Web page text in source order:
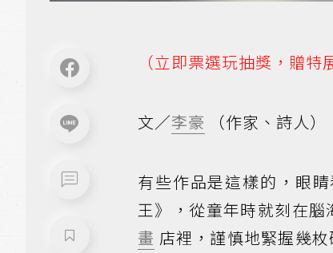
（立即票選玩抽獎，贈特
文／李豪 （作家、詩人）
有些作品是這樣的，眼
王》，從童年時就刻在
畫 店裡，謹慎地緊握幾